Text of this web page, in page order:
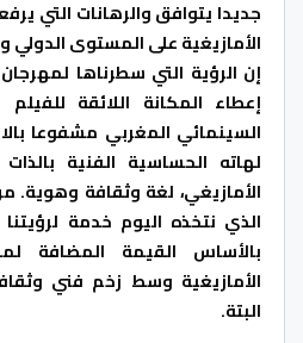
جديدا يتوافق والرهانات التي
الأمازيغية على المستوى
إن الرؤية التي سطرناها
إعطاء المكانة اللائقة
السينمائي المغربي مشفوعا
لهاته الحساسية الفنية
الأمازيغي، لغة وثقافة وهوية.
الذي نتخذه اليوم خدمة
بالأساس القيمة المضافة
الأمازيغية وسط زخم فني
البتة.